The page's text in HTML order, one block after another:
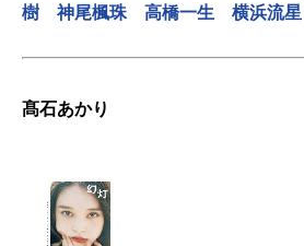
樹
神尾楓珠 高橋一生 横浜流星
髙石あかり